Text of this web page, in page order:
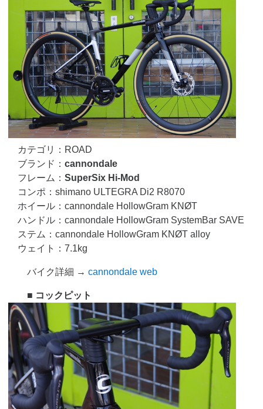
カテゴリ：ROAD
ブランド： cannondale
フレーム： SuperSix Hi-Mod
コンポ：shimano ULTEGRA Di2 R8070
ホイール：cannondale HollowGram KNØT
ハンドル：cannondale HollowGram SystemBar SAVE
ステム：cannondale HollowGram KNØT alloy
ウェイト：7.1kg
バイク詳細 → cannondale web
■ コックピット